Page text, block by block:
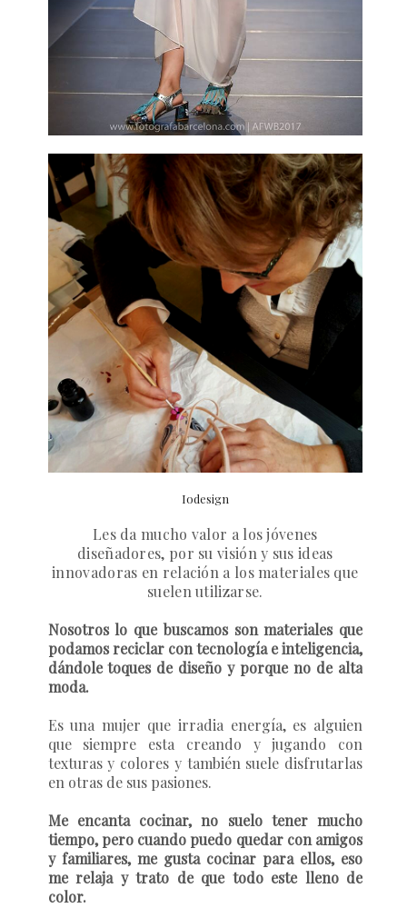
Iodesign
Les da mucho valor a los jóvenes
diseñadores, por su visión y sus ideas
innovadoras en relación a los materiales que
suelen utilizarse.
Nosotros lo que buscamos son materiales que
podamos reciclar con tecnología e inteligencia,
dándole toques de diseño y porque no de alta
moda.
Es una mujer que irradia energía, es alguien
que siempre esta creando y jugando con
texturas y colores y también suele disfrutarlas
en otras de sus pasiones.
Me encanta cocinar, no suelo tener mucho
tiempo, pero cuando puedo quedar con amigos
y familiares, me gusta cocinar para ellos, eso
me relaja y trato de que todo este lleno de
color.